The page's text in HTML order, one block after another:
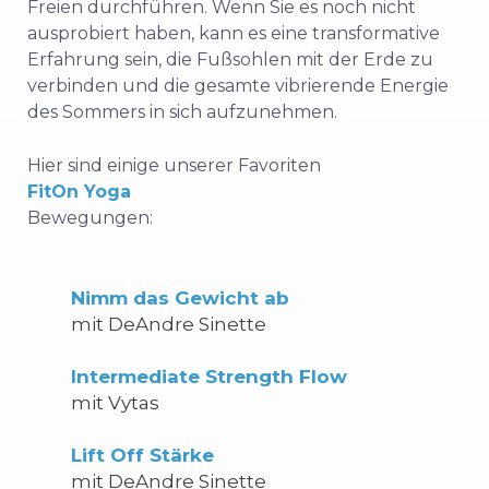
Freien durchführen. Wenn Sie es noch nicht
ausprobiert haben, kann es eine transformative
Erfahrung sein, die Fußsohlen mit der Erde zu
verbinden und die gesamte vibrierende Energie
des Sommers in sich aufzunehmen.
Hier sind einige unserer Favoriten
FitOn Yoga
Bewegungen:
Nimm das Gewicht ab
mit DeAndre Sinette
Intermediate Strength Flow
mit Vytas
Lift Off Stärke
mit DeAndre Sinette